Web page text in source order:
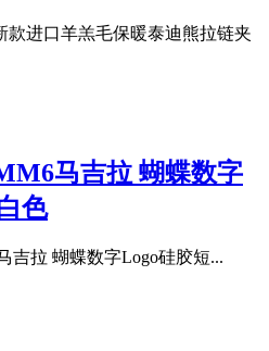
款进口羊羔毛保暖泰迪熊拉链夹
马吉拉 蝴蝶数字
色
吉拉 蝴蝶数字Logo硅胶短...